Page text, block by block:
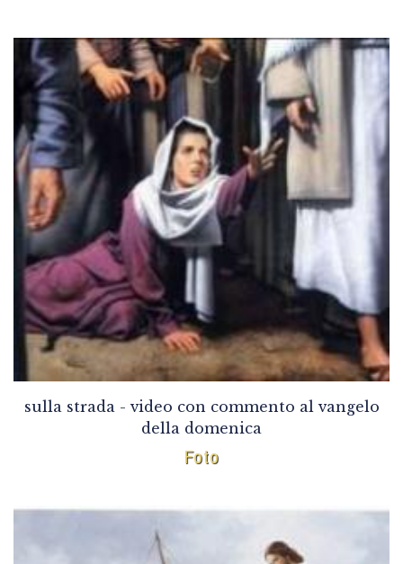
sulla strada - video con commento al vangelo
della domenica
Foto